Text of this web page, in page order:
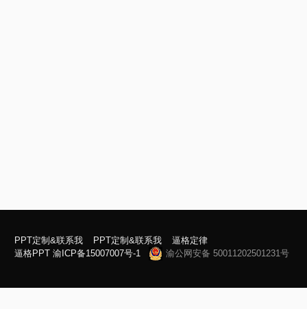
PPT定制&联系我 PPT定制&联系我
逼格定律
逼格PPT 渝ICP备15007007号-1 渝公网安备 50011202501231号